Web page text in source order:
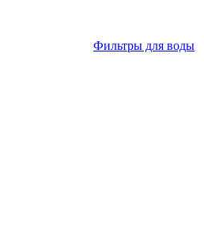
Фильтры для воды